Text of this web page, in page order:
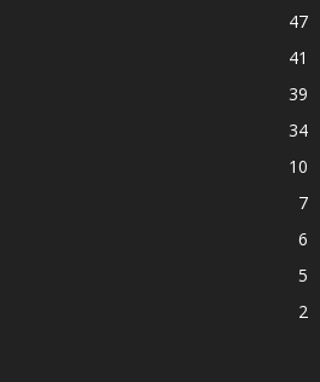
47
41
39
34
10
7
6
5
2